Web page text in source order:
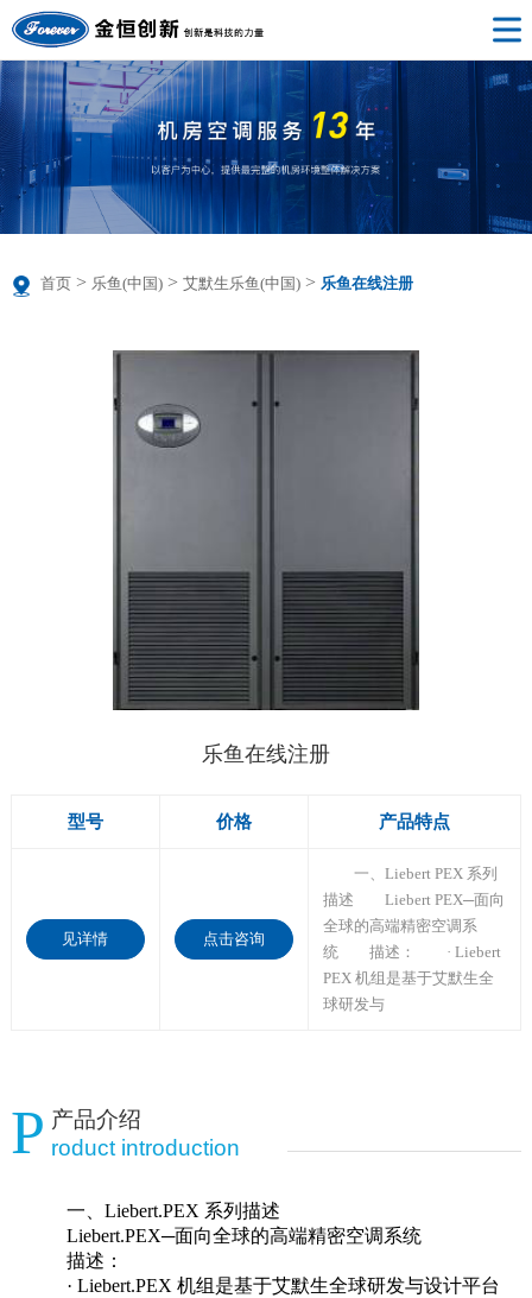
首页> 乐鱼(中国)> 艾默生乐鱼(中国)> 乐鱼在线注册
乐鱼在线注册
型号 价格 产品特点
见详情 点击咨询
一、Liebert PEX 系列
描述 Liebert PEX─面向
全球的高端精密空调系
统 描述： · Liebert
PEX 机组是基于艾默生全
球研发与
P 产品介绍
roduct introduction
一、Liebert.PEX 系列描述
Liebert.PEX─面向全球的高端精密空调系统
描述：
· Liebert.PEX 机组是基于艾默生全球研发与设计平台